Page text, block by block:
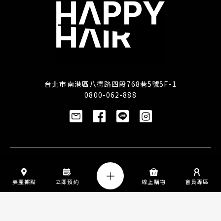
台北市南港區八德路四段768巷5號5F-1
0800-062-888
訂閱/取消電子報
美麗據點 立即預約 線上購物 會員專區